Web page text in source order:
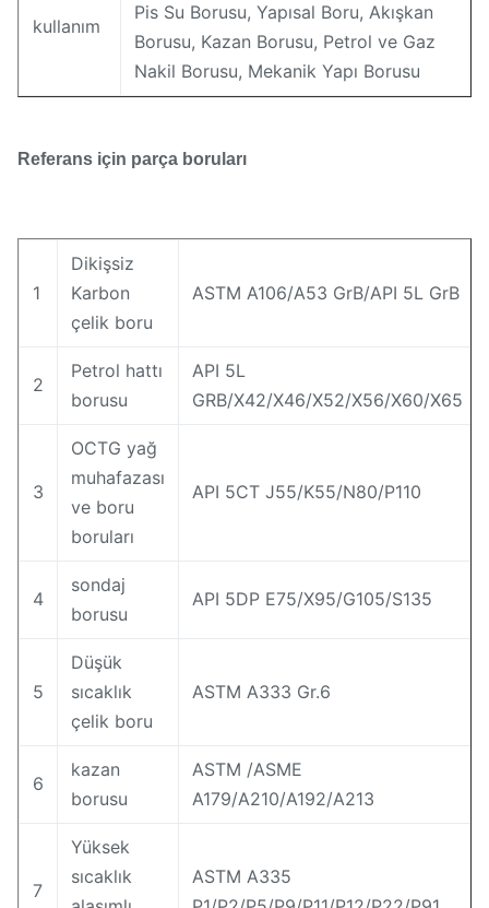
kullanım
Pis Su Borusu, Yapısal Boru, Akışkan
Borusu, Kazan Borusu, Petrol ve Gaz
Nakil Borusu, Mekanik Yapı Borusu
Referans için parça boruları
1
Dikişsiz
Karbon
çelik boru
ASTM A106/A53 GrB/API 5L GrB
2
Petrol hattı
borusu
API 5L
GRB/X42/X46/X52/X56/X60/X65
3
OCTG yağ
muhafazası
ve boru
boruları
API 5CT J55/K55/N80/P110
4
sondaj
borusu
API 5DP E75/X95/G105/S135
5
Düşük
sıcaklık
çelik boru
ASTM A333 Gr.6
6
kazan
borusu
ASTM /ASME
A179/A210/A192/A213
7
Yüksek
sıcaklık
ASTM A335